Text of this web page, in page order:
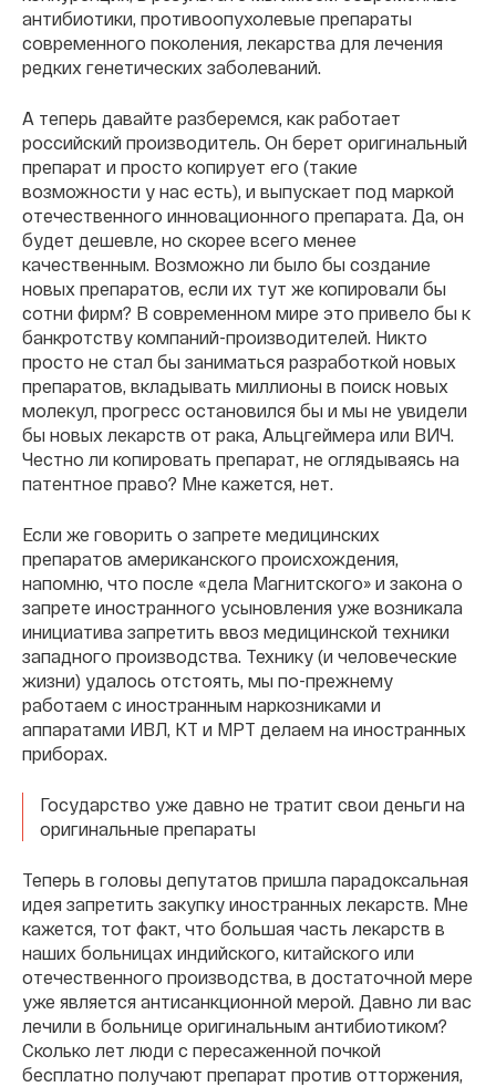
антибиотики, противоопухолевые препараты
современного поколения, лекарства для лечения
редких генетических заболеваний.
А теперь давайте разберемся, как работает
российский производитель. Он берет оригинальный
препарат и просто копирует его (такие
возможности у нас есть), и выпускает под маркой
отечественного инновационного препарата. Да, он
будет дешевле, но скорее всего менее
качественным. Возможно ли было бы создание
новых препаратов, если их тут же копировали бы
сотни фирм? В современном мире это привело бы к
банкротству компаний-производителей. Никто
просто не стал бы заниматься разработкой новых
препаратов, вкладывать миллионы в поиск новых
молекул, прогресс остановился бы и мы не увидели
бы новых лекарств от рака, Альцгеймера или ВИЧ.
Честно ли копировать препарат, не оглядываясь на
патентное право? Мне кажется, нет.
Если же говорить о запрете медицинских
препаратов американского происхождения,
напомню, что после «дела Магнитского» и закона о
запрете иностранного усыновления уже возникала
инициатива запретить ввоз медицинской техники
западного производства. Технику (и человеческие
жизни) удалось отстоять, мы по-прежнему
работаем с иностранным наркозниками и
аппаратами ИВЛ, КТ и МРТ делаем на иностранных
приборах.
Государство уже давно не тратит свои деньги на
оригинальные препараты
Теперь в головы депутатов пришла парадоксальная
идея запретить закупку иностранных лекарств. Мне
кажется, тот факт, что большая часть лекарств в
наших больницах индийского, китайского или
отечественного производства, в достаточной мере
уже является антисанкционной мерой. Давно ли вас
лечили в больнице оригинальным антибиотиком?
Сколько лет люди с пересаженной почкой
бесплатно получают препарат против отторжения,